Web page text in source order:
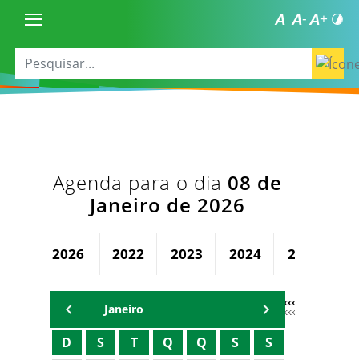
Agenda para o dia 08 de
Janeiro de 2026
2026 2022 2023 2024 2025
AGENDA DX XXXX XXXXXXXXXXX
Xxxxx Xxxxxxxxx
Janeiro
D S T Q Q S S